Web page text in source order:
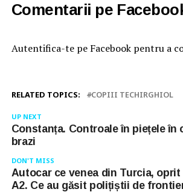
Comentarii pe
Autentifica-te pe Facebook pentru a
RELATED TOPICS: COPIII TECHIRGHIOL
UP NEXT
Constanța. Controale în piețele în
brazi
DON'T MISS
Autocar ce venea din Turcia,
A2. Ce au găsit polițiștii de